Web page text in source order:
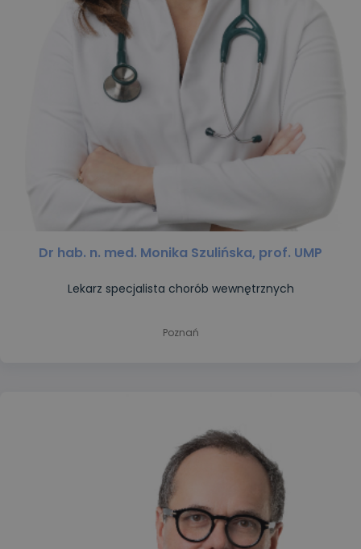
Dr hab. n. med. Monika Szulińska, prof. UMP
Lekarz specjalista chorób wewnętrznych
Poznań